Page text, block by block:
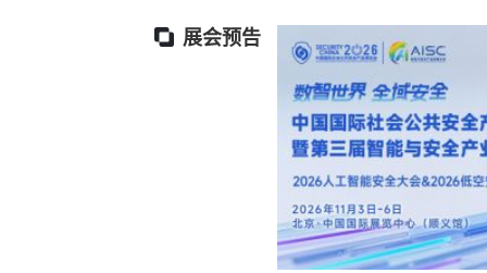
展会预告